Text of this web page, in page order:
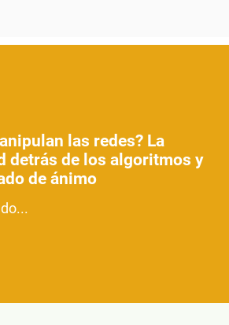
las redes? La
detrás de los algoritmos y
de ánimo